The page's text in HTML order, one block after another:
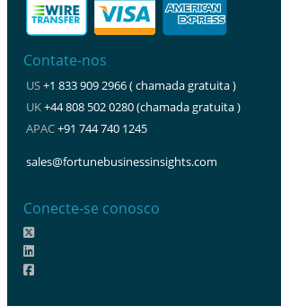
Contate-nos
US+1 833 909 2966 ( chamada gratuita )
UK+44 808 502 0280 (chamada gratuita )
APAC+91 744 740 1245
sales@fortunebusinessinsights.com
Conecte-se conosco